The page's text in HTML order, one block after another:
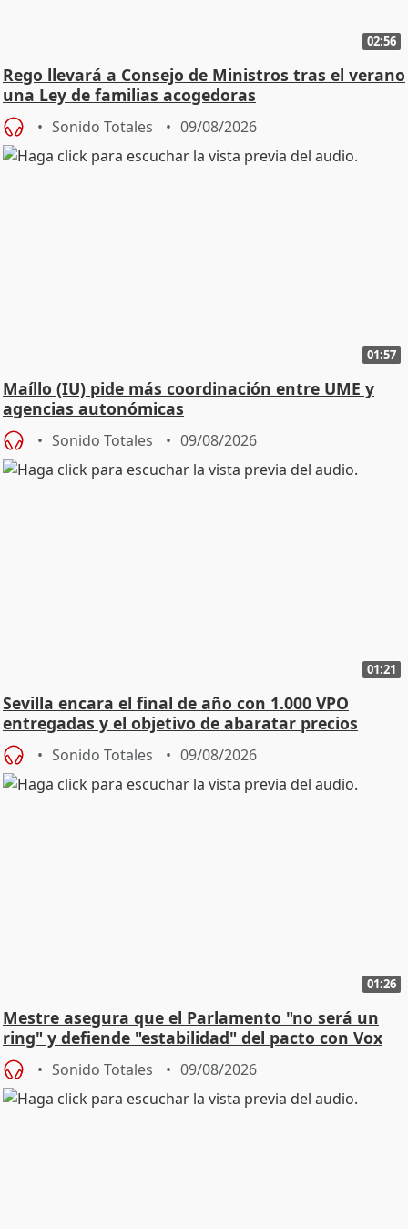
02:56
Rego llevará a Consejo de Ministros tras el verano
una Ley de familias acogedoras
Sonido Totales 09/08/2026
01:57
Maíllo (IU) pide más coordinación entre UME y
agencias autonómicas
Sonido Totales 09/08/2026
01:21
Sevilla encara el final de año con 1.000 VPO
entregadas y el objetivo de abaratar precios
Sonido Totales 09/08/2026
01:26
Mestre asegura que el Parlamento "no será un
ring" y defiende "estabilidad" del pacto con Vox
Sonido Totales 09/08/2026